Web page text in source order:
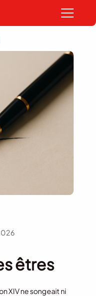
êtres
XIV ne songeait ni